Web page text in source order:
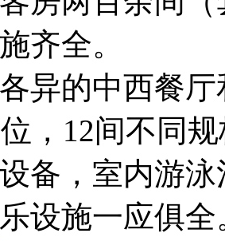
齐全。
的中西餐厅
，12间不同
备，室内游
设施一应俱全